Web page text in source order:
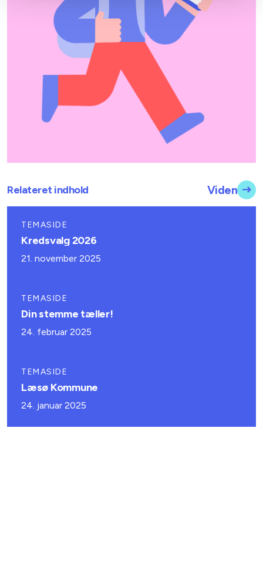
Relateret indhold Viden
TEMASIDE
Kredsvalg 2026
21. november 2025
TEMASIDE
Din stemme tæller!
24. februar 2025
TEMASIDE
Læsø Kommune
24. januar 2025